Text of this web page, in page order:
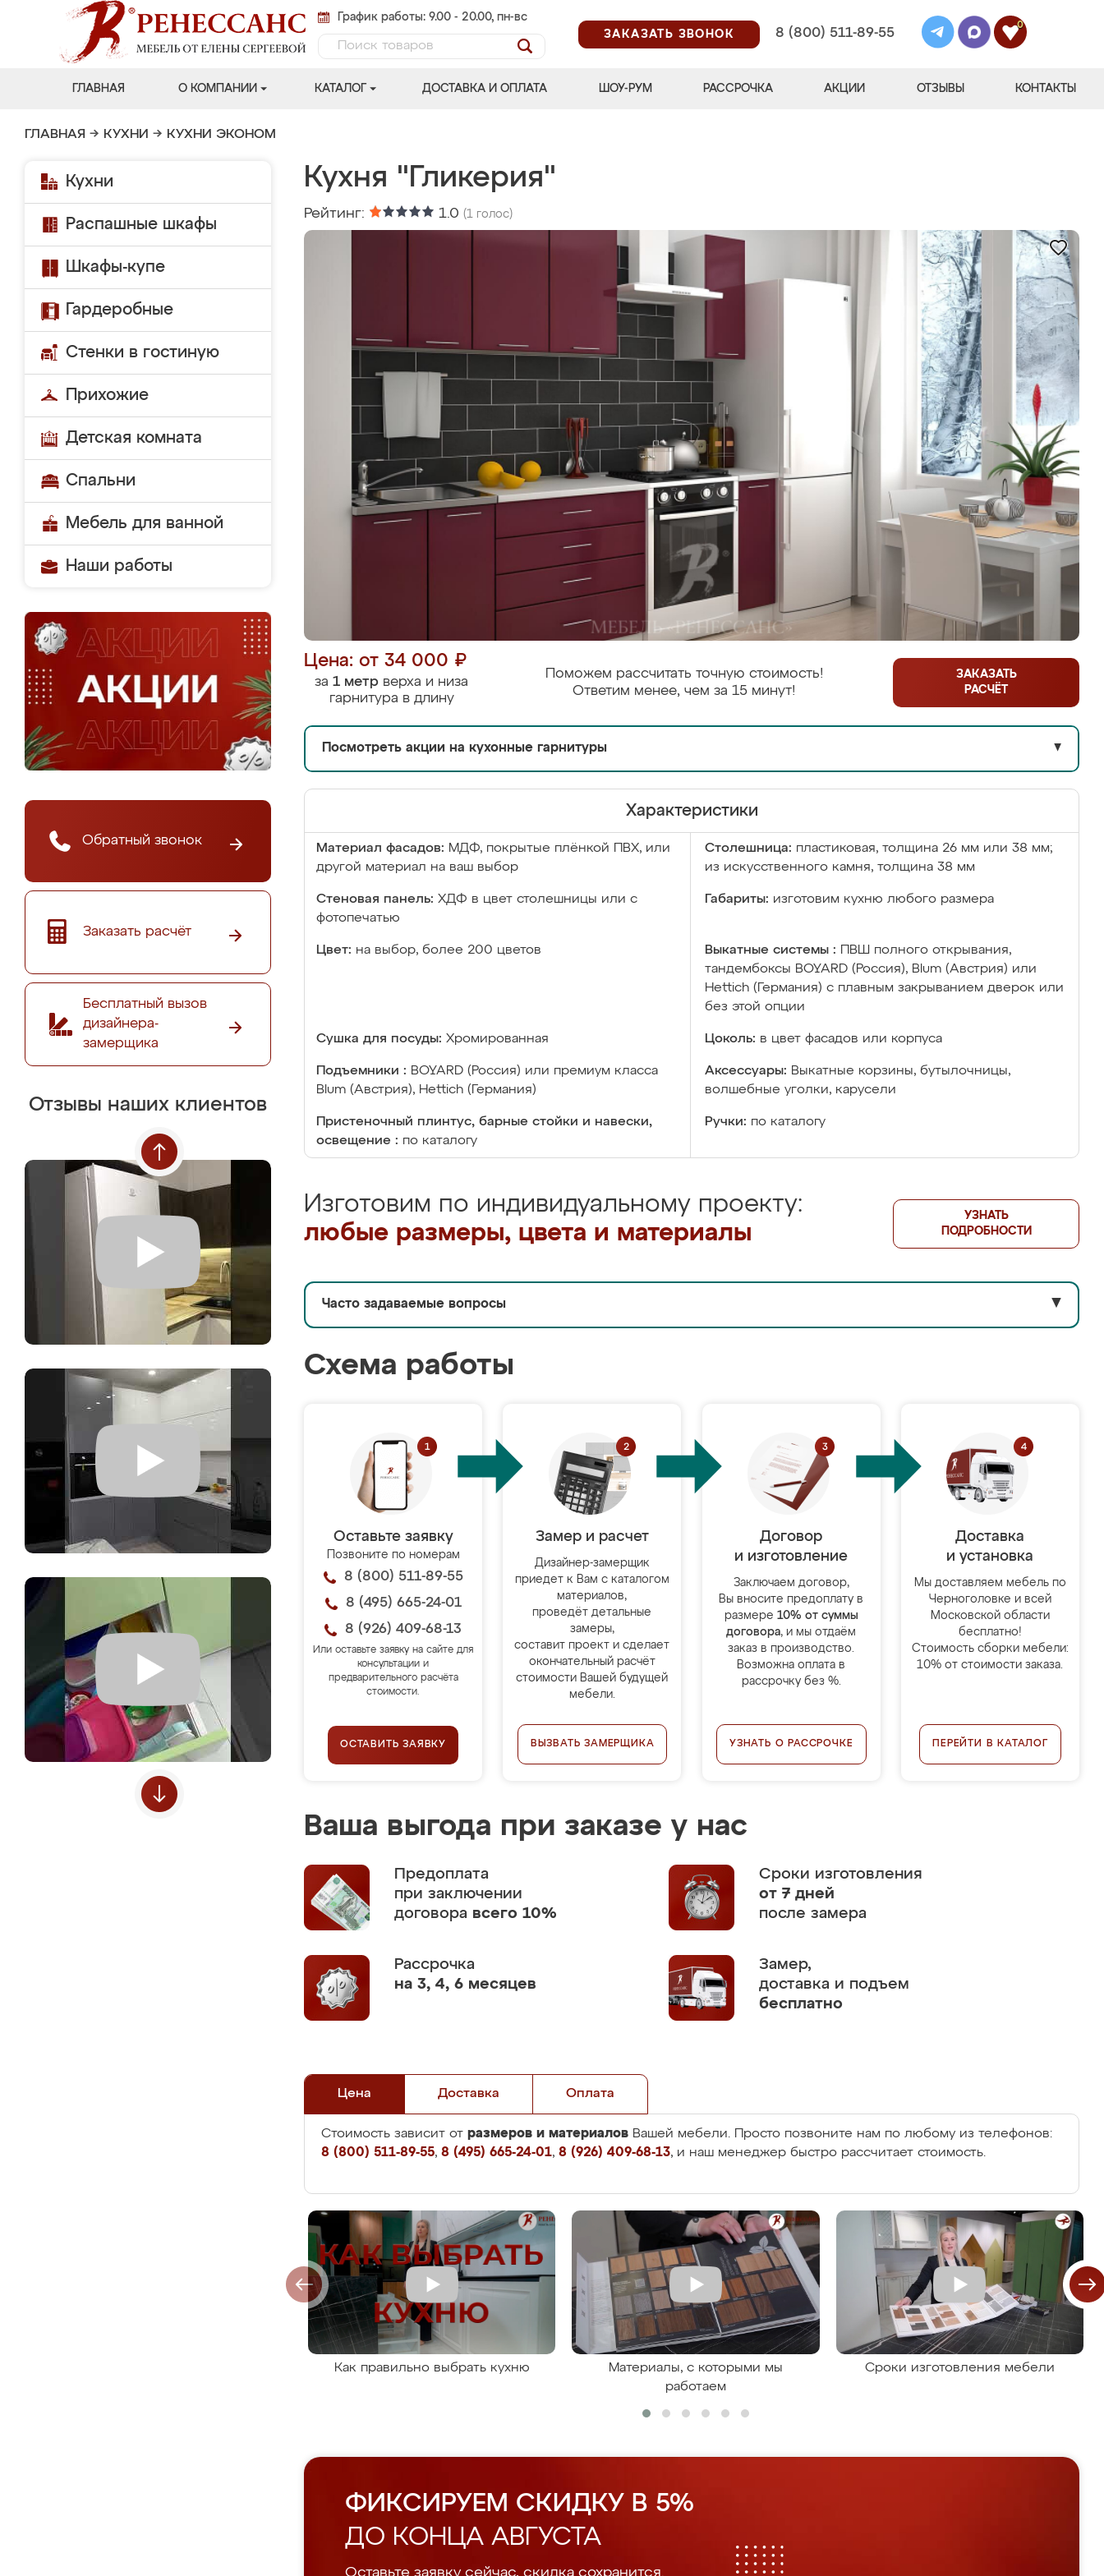
График работы: 9.00 - 20.00, пн-вс
ЗАКАЗАТЬ ЗВОНОК
8 (800) 511-89-55
0
ГЛАВНАЯ О КОМПАНИИ КАТАЛОГ ДОСТАВКА И ОПЛАТА ШОУ-РУМ РАССРОЧКА АКЦИИ ОТЗЫВЫ КОНТАКТЫ
ГЛАВНАЯ → КУХНИ → КУХНИ ЭКОНОМ
Кухни
Распашные шкафы
Шкафы-купе
Гардеробные
Стенки в гостиную
Прихожие
Детская комната
Спальни
Мебель для ванной
Наши работы
Обратный звонок
Заказать расчёт
Бесплатный вызов
дизайнера-
замерщика
Отзывы наших клиентов
Кухня "Гликерия"
Рейтинг: 1.0 (1 голос)
Цена: от 34 000 ₽
за 1 метр верха и низа
гарнитура в длину
Поможем рассчитать точную стоимость!
Ответим менее, чем за 15 минут!
ЗАКАЗАТЬ
РАСЧЁТ
Посмотреть акции на кухонные гарнитуры ▼
Характеристики
Материал фасадов: МДФ, покрытые плёнкой ПВХ, или
другой материал на ваш выбор
Столешница: пластиковая, толщина 26 мм или 38 мм;
из искусственного камня, толщина 38 мм
Стеновая панель: ХДФ в цвет столешницы или с
фотопечатью
Габариты: изготовим кухню любого размера
Цвет: на выбор, более 200 цветов Выкатные системы :
ПВШ полного открывания,
тандембоксы BOYARD (Россия), Blum (Австрия) или
Hettich (Германия) с плавным закрыванием дверок или
без этой опции
Сушка для посуды: Хромированная Цоколь: в цвет фасадов или корпуса
Подъемники : BOYARD (Россия) или премиум класса
Blum (Австрия), Hettich (Германия)
Аксессуары: Выкатные корзины, бутылочницы,
волшебные уголки, карусели
Пристеночный плинтус, барные стойки и навески,
освещение : по каталогу
Ручки: по каталогу
Изготовим по индивидуальному проекту:
любые размеры, цвета и материалы
УЗНАТЬ
ПОДРОБНОСТИ
Часто задаваемые вопросы ▼
Схема работы
Оставьте заявку
Позвоните по номерам
8 (800) 511-89-55
8 (495) 665-24-01
8 (926) 409-68-13
Или оставьте заявку на сайте для
консультации и
предварительного расчёта
стоимости.
ОСТАВИТЬ ЗАЯВКУ
Замер и расчет
Дизайнер-замерщик
приедет к Вам с каталогом
материалов,
проведёт детальные
замеры,
составит проект и сделает
окончательный расчёт
стоимости Вашей будущей
мебели.
ВЫЗВАТЬ ЗАМЕРЩИКА
Договор
и изготовление
Заключаем договор,
Вы вносите предоплату в
размере 10% от суммы
договора, и мы отдаём
заказ в производство.
Возможна оплата в
рассрочку без %.
УЗНАТЬ О РАССРОЧКЕ
Доставка
и установка
Мы доставляем мебель по
Черноголовке и всей
Московской области
бесплатно!
Стоимость сборки мебели:
10% от стоимости заказа.
ПЕРЕЙТИ В КАТАЛОГ
Ваша выгода при заказе у нас
Предоплата
при заключении
договора всего 10%
Сроки изготовления
от 7 дней
после замера
Рассрочка
на 3, 4, 6 месяцев
Замер,
доставка и подъем
бесплатно
Цена Доставка Оплата
Стоимость зависит от размеров и материалов Вашей мебели. Просто позвоните нам по любому из телефонов:
8 (800) 511-89-55, 8 (495) 665-24-01, 8 (926) 409-68-13, и наш менеджер быстро рассчитает стоимость.
Как правильно выбрать кухню
Материалы, с которыми мы
работаем
Сроки изготовления мебели
ФИКСИРУЕМ СКИДКУ В 5%
ДО КОНЦА АВГУСТА
Оставьте заявку сейчас, скидка сохранится.